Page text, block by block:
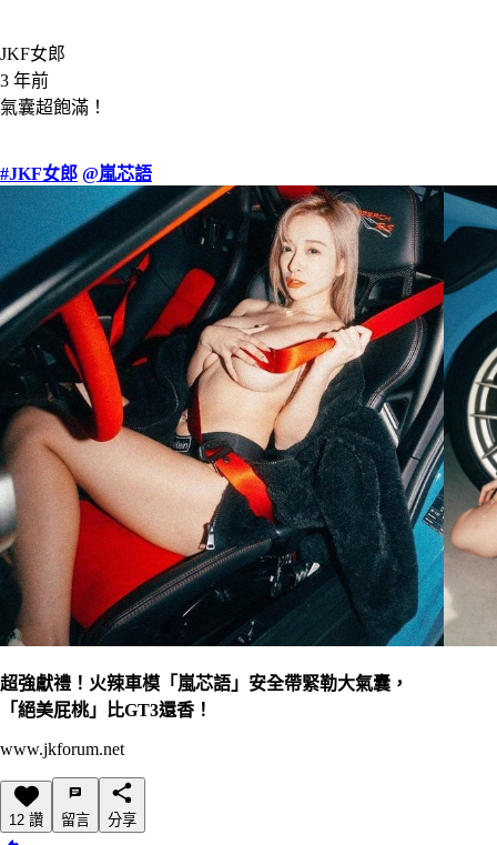
JKF女郎
3 年前
氣囊超飽滿！
#JKF女郎 @嵐芯語
超強獻禮！火辣車模「嵐芯語」安全帶緊勒大氣囊，
「絕美屁桃」比GT3還香！
www.jkforum.net
12 讚 留言 分享